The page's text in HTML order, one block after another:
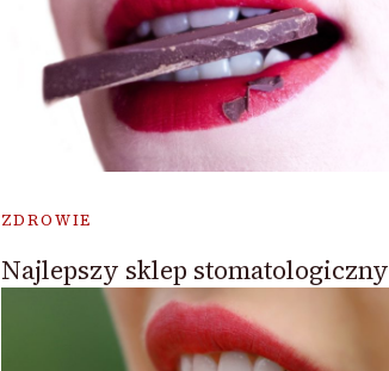
ZDROWIE
Najlepszy sklep stomatologiczny